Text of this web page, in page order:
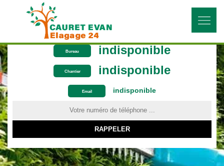
Bureau indisponible
Chantier indisponible
Email indisponible
ON VOUS RAPPELLE GRATUITEMENT